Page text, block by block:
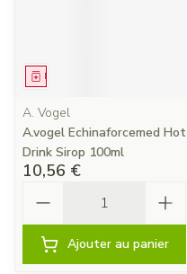
Médicament
A. Vogel
A.vogel Echinaforcemed Hot
Drink Sirop 100ml
10,56 €
Ajouter au panier